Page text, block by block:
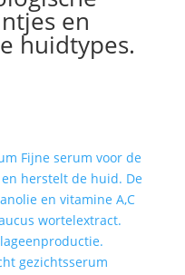
en
huidtypes.
Fijne serum voor de
herstelt de huid. De
en vitamine A,C
wortelextract.